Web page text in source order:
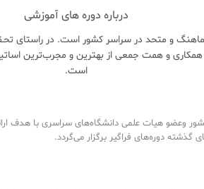
درباره دوره های آموزشی
و متحد در سراسر کشور است. در راستای
و همت جمعی از بهترین و مجرب‌ترین
است.
وعضو هیات علمی دانشگاه‌های سراسری با هدف
دوره‌های فراگیر برگزار می‌گردد.